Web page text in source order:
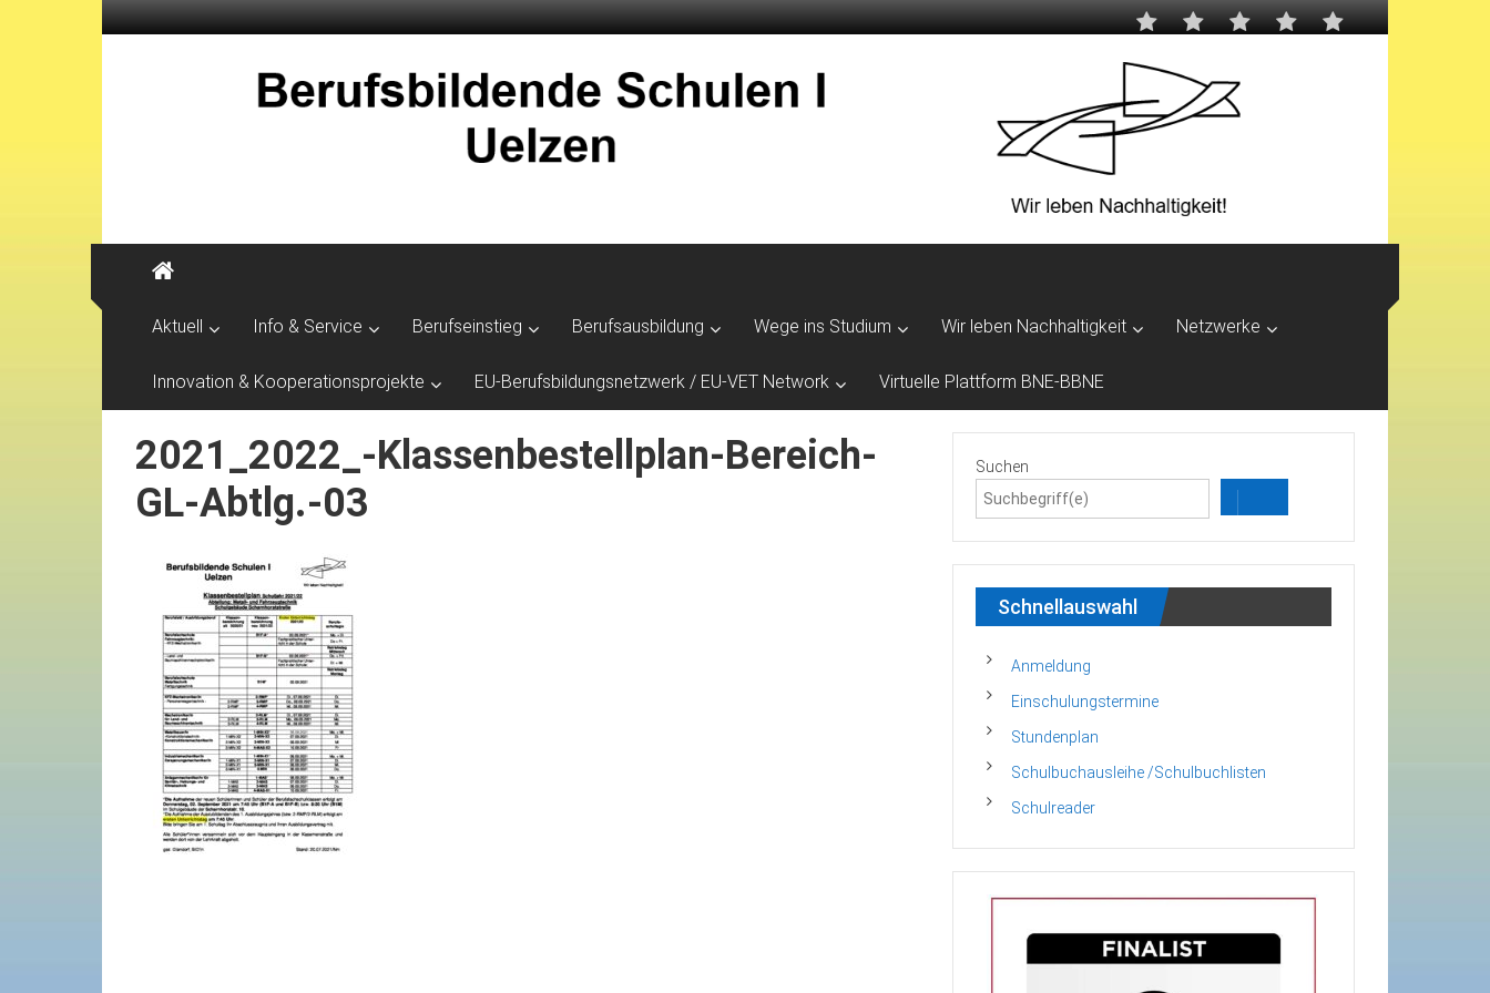
Aktuell Info & Service Berufseinstieg Berufsausbildung Wege ins Studium Wir leben Nachhaltigkeit Netzwerke
Innovation & Kooperationsprojekte EU-Berufsbildungsnetzwerk / EU-VET Network Virtuelle Plattform BNE-BBNE
2021_2022_-Klassenbestellplan-Bereich-
GL-Abtlg.-03
Suchen
Schnellauswahl
Anmeldung
Einschulungstermine
Stundenplan
Schulbuchausleihe /Schulbuchlisten
Schulreader